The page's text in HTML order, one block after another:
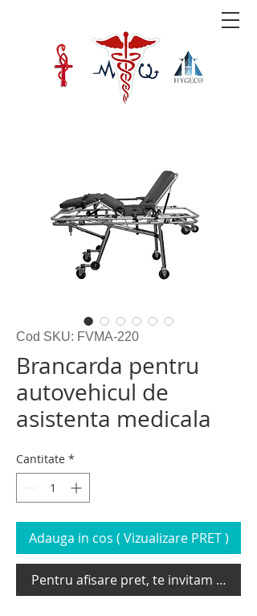
Cod SKU: FVMA-220
Brancarda pentru
autovehicul de
asistenta medicala
Cantitate *
Adauga in cos ( Vizualizare PRET )
Pentru afisare pret, te invitam sa te